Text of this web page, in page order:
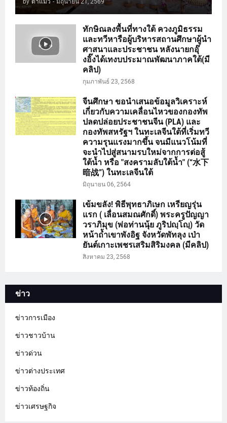
ทักษิณลงพื้นที่ทางใต้ ควงภูมิธรรม
และทวีหารือผู้บริหารสถานศึกษาผู้นำ
ศาสนาและประชาชน หลังนายกอุ๊
งอิ๊งได้เทงบประมาณพัฒนาภาคใต้(มี
คลิป)
กุมภาพันธ์ 23, 2568
จีนศึกษา ขอนำเสนอข้อมูลวิเคราะห์
เกี่ยวกับความเคลื่อนไหวของกองทัพ
ปลดปล่อยประชาชนจีน (PLA) และ
กองทัพสหรัฐฯ ในทะเลจีนใต้ที่เริ่มทวี
ความรุนแรงมากขึ้น จนมีแนวโน้มที่
จะนำไปสู่สนามรบใหม่จากการต่อสู้
ใต้น้ำ หรือ "สงครามลับใต้น้ำ" (“水下
暗战”) ในทะเลจีนใต้
มิถุนายน 06, 2564
เข้มขลัง! พิธีพุทธาภิเษก เหรียญรุ่น
แรก ( เลื่อนสมณศักดิ์) พระครูปัญญา
วราภิมุข (พ่อท่านนุ้ย ภูริปญฺโญฺ) วัด
หน้าถ้ำเขาพังอิฐ จังหวัดพัทลุง เป่า
ยันต์เกาะเพชรเสริมสิริมงคล (มีคลิป)
สิงหาคม 23, 2568
ข่าว
ข่าวการเมือง
ข่าวชาวบ้าน
ข่าวด่วน
ข่าวต่างประเทศ
ข่าวท้องถิ่น
ข่าวเศรษฐกิจ